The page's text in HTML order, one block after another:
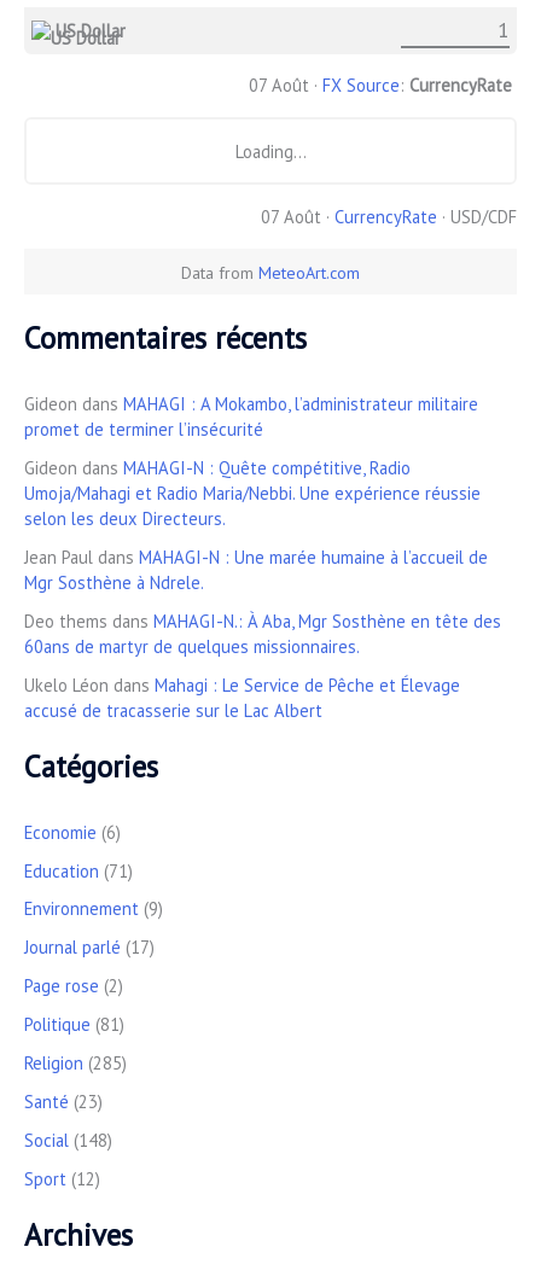
US Dollar
07 Août · FX Source: CurrencyRate
Loading...
07 Août · CurrencyRate · USD/CDF
Data from MeteoArt.com
Commentaires récents
Gideon dans MAHAGI : A Mokambo, l’administrateur militaire
promet de terminer l’insécurité
Gideon dans MAHAGI-N : Quête compétitive, Radio
Umoja/Mahagi et Radio Maria/Nebbi. Une expérience réussie
selon les deux Directeurs.
Jean Paul dans MAHAGI-N : Une marée humaine à l’accueil de
Mgr Sosthène à Ndrele.
Deo thems dans MAHAGI-N.: À Aba, Mgr Sosthène en tête des
60ans de martyr de quelques missionnaires.
Ukelo Léon dans Mahagi : Le Service de Pêche et Élevage
accusé de tracasserie sur le Lac Albert
Catégories
Economie (6)
Education (71)
Environnement (9)
Journal parlé (17)
Page rose (2)
Politique (81)
Religion (285)
Santé (23)
Social (148)
Sport (12)
Archives